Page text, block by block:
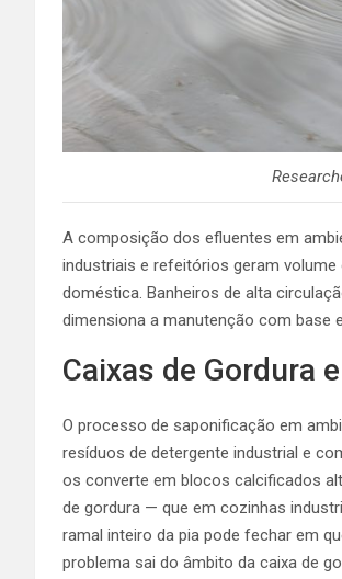
A composição dos efluentes em
industriais e refeitórios geram
doméstica. Banheiros de alta
dimensiona a manutenção com base
Caixas de Gordura
O processo de saponificação em
resíduos de detergente industrial e
os converte em blocos calcificados
de gordura — que em cozinhas
ramal inteiro da pia pode fechar em
problema sai do âmbito da caixa de